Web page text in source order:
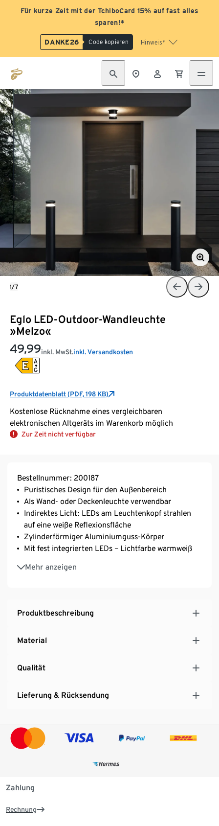
Für kurze Zeit mit der TchiboCard 15% auf fast alles
sparen!*
DANKE26 Code kopieren Hinweis*
Eglo LED-Outdoor-Wandleuchte
»Melzo«
49,99inkl. MwSt.inkl. Versandkosten
Produktdatenblatt (PDF, 198 KB)
Kostenlose Rücknahme eines vergleichbaren
elektronischen Altgeräts im Warenkorb möglich
Zur Zeit nicht verfügbar
1/7
Bestellnummer: 200187
Puristisches Design für den Außenbereich
Als Wand- oder Deckenleuchte verwendbar
Indirektes Licht: LEDs am Leuchtenkopf strahlen
auf eine weiße Reflexionsfläche
Zylinderförmiger Aluminiumguss-Körper
Mit fest integrierten LEDs – Lichtfarbe warmweiß
Mehr anzeigen
IP44
Produktbeschreibung
Material
Qualität
Lieferung & Rücksendung
Zahlung
Rechnung